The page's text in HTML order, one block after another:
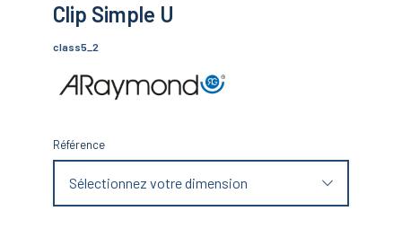
Clip Simple U
class5_2
Référence
Sélectionnez votre dimension